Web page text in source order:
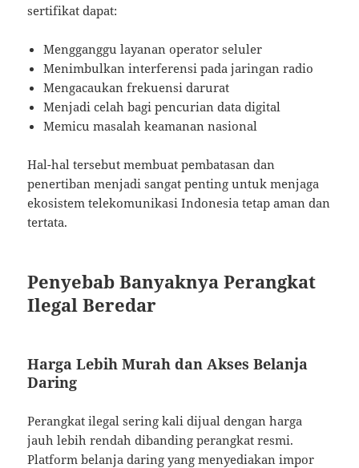
sertifikat dapat:
Mengganggu layanan operator seluler
Menimbulkan interferensi pada jaringan radio
Mengacaukan frekuensi darurat
Menjadi celah bagi pencurian data digital
Memicu masalah keamanan nasional
Hal-hal tersebut membuat pembatasan dan
penertiban menjadi sangat penting untuk menjaga
ekosistem telekomunikasi Indonesia tetap aman dan
tertata.
Penyebab Banyaknya Perangkat
Ilegal Beredar
Harga Lebih Murah dan Akses Belanja
Daring
Perangkat ilegal sering kali dijual dengan harga
jauh lebih rendah dibanding perangkat resmi.
Platform belanja daring yang menyediakan impor